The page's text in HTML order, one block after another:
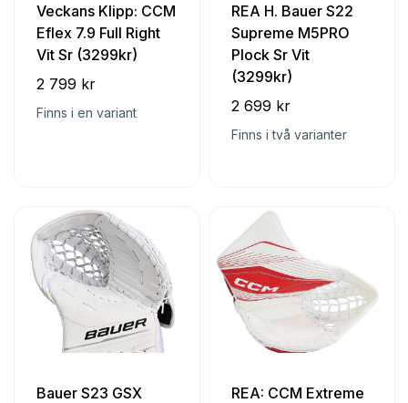
Veckans Klipp: CCM
Eflex 7.9 Full Right
Vit Sr (3299kr)
2 799 kr
Finns i en variant
REA H. Bauer S22
Supreme M5PRO
Plock Sr Vit
(3299kr)
2 699 kr
Finns i två varianter
Bauer S23 GSX
REA: CCM Extreme